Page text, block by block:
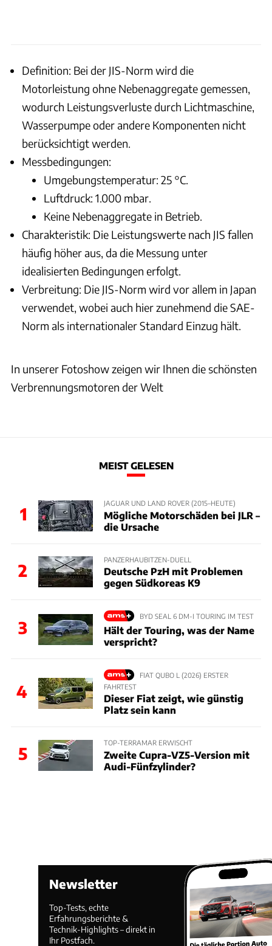
Definition: Bei der JIS-Norm wird die
Motorleistung ohne Nebenaggregate gemessen,
wodurch Leistungsverluste durch Lichtmaschine,
Wasserpumpe oder andere Komponenten nicht
berücksichtigt werden.
Messbedingungen:
Umgebungstemperatur: 25 °C.
Luftdruck: 1.000 mbar.
Keine Nebenaggregate in Betrieb.
Charakteristik: Die Leistungswerte nach JIS fallen
häufig höher aus, da die Messung unter
idealisierten Bedingungen erfolgt.
Verbreitung: Die JIS-Norm wird vor allem in Japan
verwendet, wobei auch hier zunehmend die SAE-
Norm als internationaler Standard Einzug hält.
In unserer Fotoshow zeigen wir Ihnen die schönsten
Verbrennungsmotoren der Welt
MEIST GELESEN
1
JAGUAR UND LAND ROVER (2015–HEUTE)
Mögliche Motorschäden bei JLR –
die Ursache
2
PANZERHAUBITZEN-DUELL
Deutsche PzH mit Problemen
gegen Südkoreas K9
3
BYD SEAL 6 DM-I TOURING IM TEST
Hält der Touring, was der Name
verspricht?
4
FIAT QUBO L (2026) ERSTER
FAHRTEST
Dieser Fiat zeigt, wie günstig
Platz sein kann
5
TOP-TERRAMAR ERWISCHT
Zweite Cupra-VZ5-Version mit
Audi-Fünfzylinder?
Newsletter
Top-Tests, echte
Erfahrungsberichte &
Technik-Highlights – direkt in
Ihr Postfach.